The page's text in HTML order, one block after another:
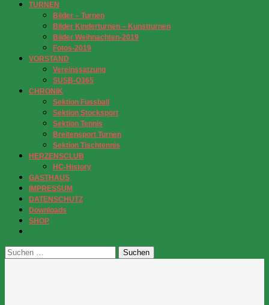
TURNEN
Bilder – Turnen
Bilder Kinderturnen – Kunstturnen
Bilder Weihnachten-2019
Fotos-2019
VORSTAND
Vereinssatzung
SUSB-O365
CHRONIK
Sektion Fussball
Sektion Stocksport
Sektion Tennis
Breitensport Turnen
Sektion Tischtennis
HERZENSCLUB
HC-History
GASTHAUS
IMPRESSUM
DATENSCHUTZ
Downloads
SHOP
Suchen
nach: